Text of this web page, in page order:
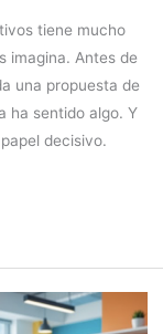
tiene mucho
imagina. Antes de
una propuesta de
ha sentido algo. Y
decisivo.